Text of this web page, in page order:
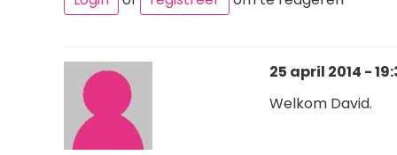
25 april 2014 -
Welkom David.